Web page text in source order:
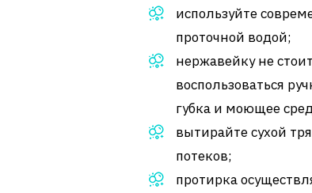
используйте
проточной водой;
нержавейку не
воспользоваться
губка и моющее
вытирайте сухой
потеков;
протирка